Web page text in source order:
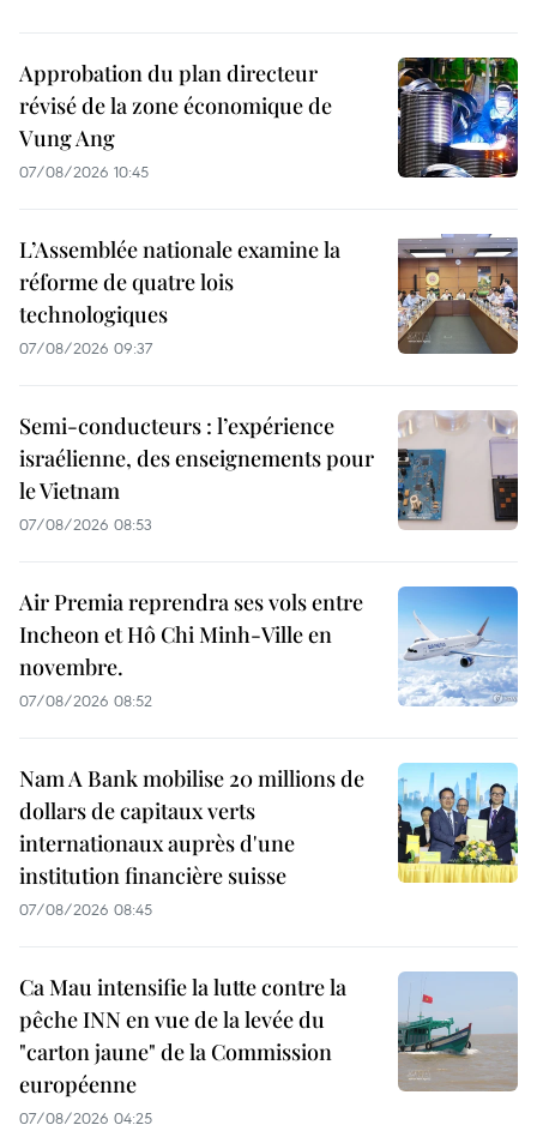
Approbation du plan directeur
révisé de la zone économique de
Vung Ang
07/08/2026 10:45
L’Assemblée nationale examine la
réforme de quatre lois
technologiques
07/08/2026 09:37
Semi-conducteurs : l’expérience
israélienne, des enseignements pour
le Vietnam
07/08/2026 08:53
Air Premia reprendra ses vols entre
Incheon et Hô Chi Minh-Ville en
novembre.
07/08/2026 08:52
Nam A Bank mobilise 20 millions de
dollars de capitaux verts
internationaux auprès d'une
institution financière suisse
07/08/2026 08:45
Ca Mau intensifie la lutte contre la
pêche INN en vue de la levée du
"carton jaune" de la Commission
européenne
07/08/2026 04:25